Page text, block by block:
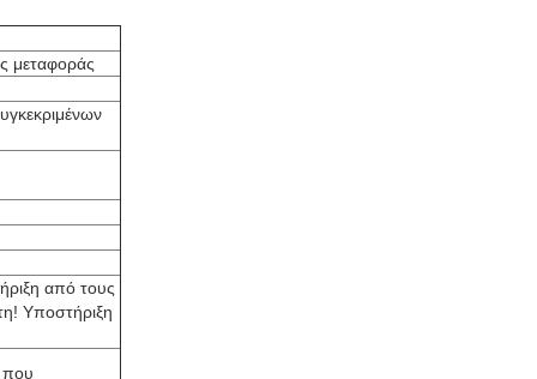
μεταφοράς
από τους
Υποστήριξη
που